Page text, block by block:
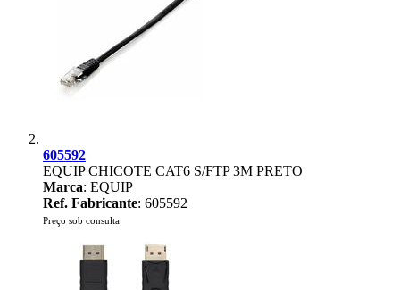
605592
EQUIP CHICOTE CAT6 S/FTP 3M PRETO
Marca: EQUIP
Ref. Fabricante: 605592
Preço sob consulta